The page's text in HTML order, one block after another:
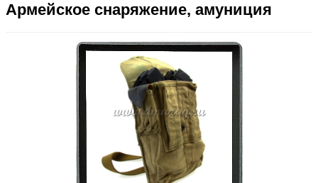
Армейское снаряжение, амуниция